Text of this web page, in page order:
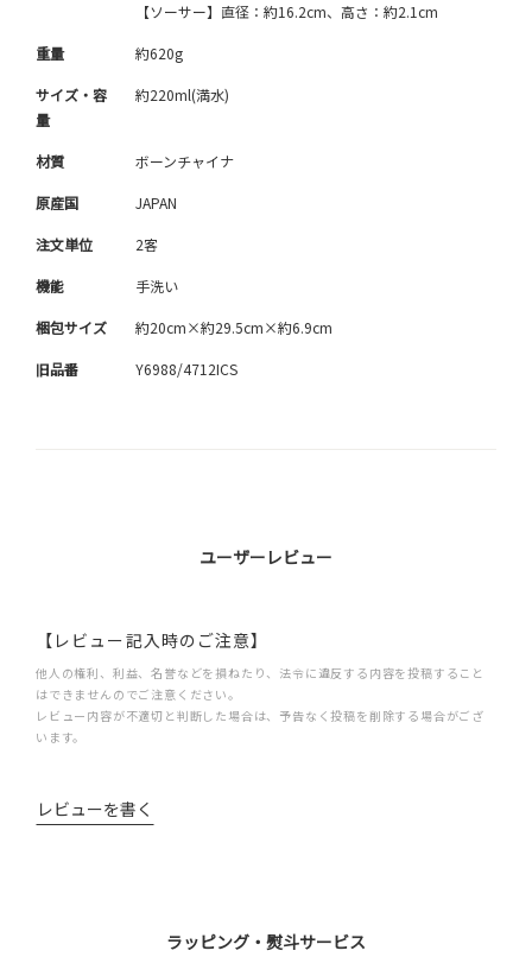
【ソーサー】直径：約16.2cm、高さ：約2.1cm
重量 約620g
サイズ・容
量
約220ml(満水)
材質 ボーンチャイナ
原産国 JAPAN
注文単位 2客
機能 手洗い
梱包サイズ 約20cm×約29.5cm×約6.9cm
旧品番 Y6988/4712ICS
ユーザーレビュー
【レビュー記入時のご注意】
他人の権利、利益、名誉などを損ねたり、法令に違反する内容を投稿すること
はできませんのでご注意ください。
レビュー内容が不適切と判断した場合は、予告なく投稿を削除する場合がござ
います。
レビューを書く
ラッピング・熨斗サービス